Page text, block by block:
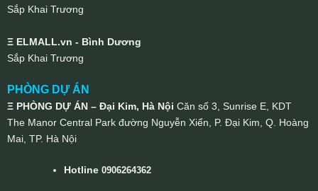
Sắp Khai Trương
Ξ ELMALL.vn - Bình Dương
Sắp Khai Trương
PHÒNG DỰ ÁN
Ξ PHÒNG DỰ ÁN – Đại Kim, Hà Nội Căn số 3, Sunrise E, KDT
The Manor Central Park đường Nguyễn Xiển, P. Đại Kim, Q. Hoàng
Mai, TP. Hà Nội
Hotline0906264362